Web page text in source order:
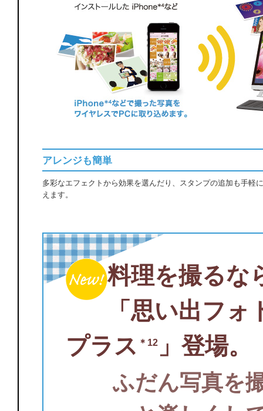
アレンジも簡単
多彩なエフェクトから効果を選んだり、スタンプの追加も手軽
えます。
料理を撮るな
「思い出フ
プラス ＊12 」登場。
ふだん写真を